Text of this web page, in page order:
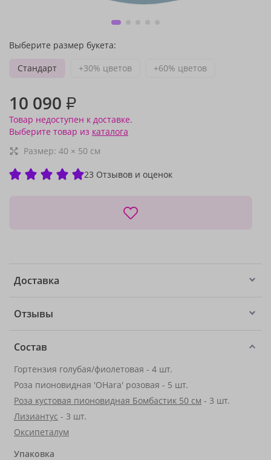
Выберите размер букета:
Стандарт
+30% цветов +60% цветов
10 090 ₽
Товар недоступен к доставке.
Выберите товар из каталога
Размер: 40 × 50 см
23 Отзывов и оценок
Доставка
Отзывы
Состав
Гортензия голубая/фиолетовая - 4 шт.
Роза пионовидная 'OHara' розовая - 5 шт.
Роза кустовая пионовидная Бомбастик 50 см - 3 шт.
Лизиантус - 3 шт.
Оксипеталум
Упаковка